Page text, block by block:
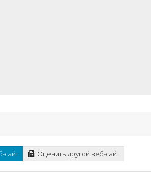
сайт Оценить другой веб-сайт